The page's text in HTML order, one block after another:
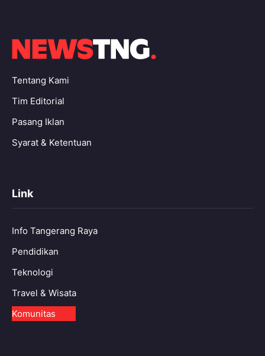
Tentang Kami
Tim Editorial
Pasang Iklan
Syarat & Ketentuan
Link
Info Tangerang Raya
Pendidikan
Teknologi
Travel & Wisata
Komunitas